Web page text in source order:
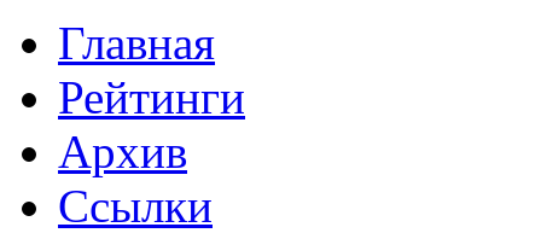
Главная
Рейтинги
Архив
Ссылки